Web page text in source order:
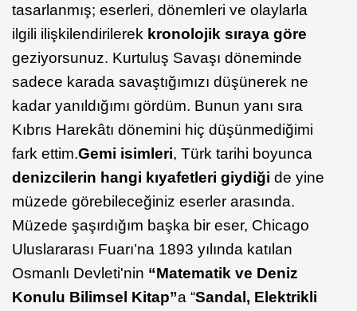
tasarlanmış; eserleri, dönemleri ve olaylarla
ilgili ilişkilendirilerek kronolojik sıraya göre
geziyorsunuz. Kurtuluş Savaşı döneminde
sadece karada savaştığımızı düşünerek ne
kadar yanıldığımı gördüm. Bunun yanı sıra
Kıbrıs Harekâtı dönemini hiç düşünmediğimi
fark ettim.Gemi isimleri, Türk tarihi boyunca
denizcilerin hangi kıyafetleri giydiği de yine
müzede görebileceğiniz eserler arasında.
Müzede şaşırdığım başka bir eser, Chicago
Uluslararası Fuarı’na 1893 yılında katılan
Osmanlı Devleti'nin “Matematik ve Deniz
Konulu Bilimsel Kitap”a “Sandal, Elektrikli